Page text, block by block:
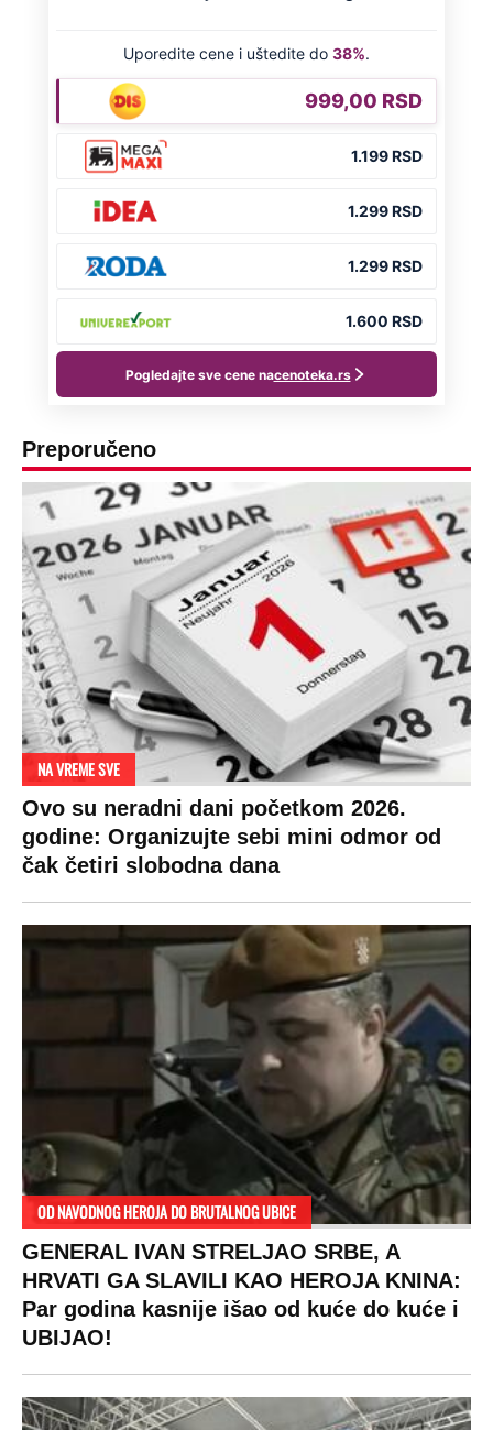
Preporučeno
NA VREME SVE
Ovo su neradni dani početkom 2026.
godine: Organizujte sebi mini odmor od
čak četiri slobodna dana
OD NAVODNOG HEROJA DO BRUTALNOG UBICE
GENERAL IVAN STRELJAO SRBE, A
HRVATI GA SLAVILI KAO HEROJA KNINA:
Par godina kasnije išao od kuće do kuće i
UBIJAO!